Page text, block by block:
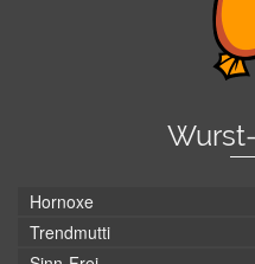
Hornoxe
Trendmutti